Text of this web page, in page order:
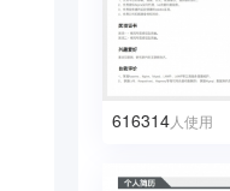
616314人使用